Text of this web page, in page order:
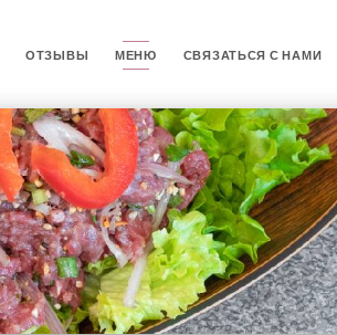
ОТЗЫВЫ МЕНЮ СВЯЗАТЬСЯ С НАМИ